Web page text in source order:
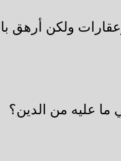
ولكن أرهق
ما عليه من الدين؟